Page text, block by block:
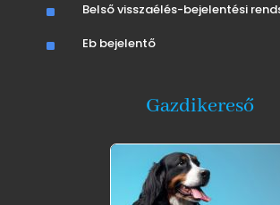
^ Belső visszaélés-bejelentési
^ Eb bejelentő
Gazdikereső